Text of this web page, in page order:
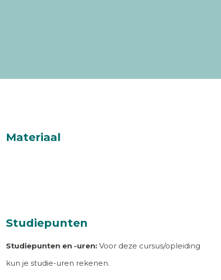
Materiaal
Studiepunten
Studiepunten en -uren: Voor deze cursus/opleiding
kun je studie-uren rekenen.